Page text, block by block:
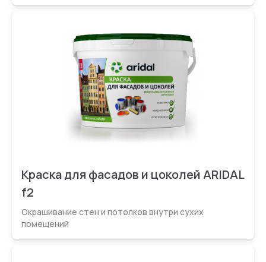
Краска для фасадов и цоколей ARIDAL
f2
Окрашивание стен и потолков внутри сухих
помещений